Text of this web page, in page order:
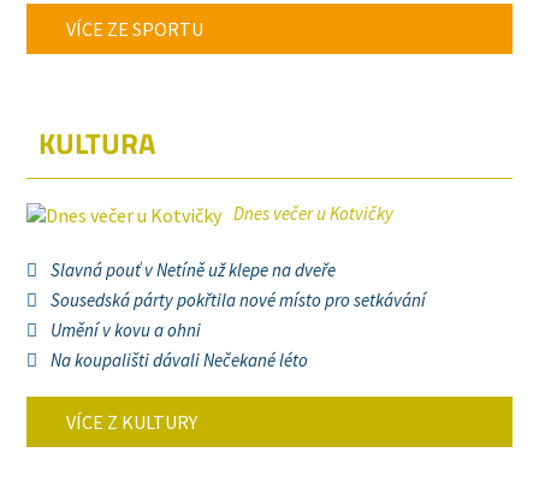
VÍCE ZE SPORTU
KULTURA
Dnes večer u Kotvičky
Slavná pouť v Netíně už klepe na dveře
Sousedská párty pokřtila nové místo pro setkávání
Umění v kovu a ohni
Na koupališti dávali Nečekané léto
VÍCE Z KULTURY